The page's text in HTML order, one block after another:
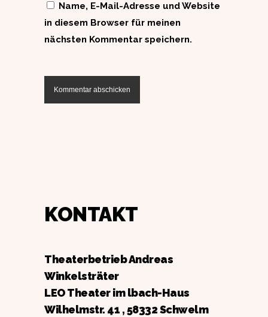
Name, E-Mail-Adresse und Website
in diesem Browser für meinen
nächsten Kommentar speichern.
KONTAKT
Theaterbetrieb Andreas
Winkelsträter
LEO Theater im lbach-Haus
Wilhelmstr. 41 , 58332 Schwelm